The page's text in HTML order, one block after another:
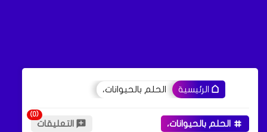
الرئيسية الحلم بالحيوانات،
الحلم بالحيوانات، التعليقات